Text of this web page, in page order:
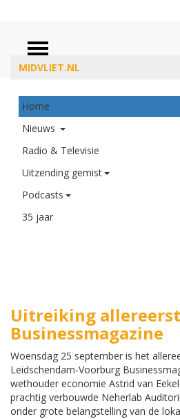
MIDVLIET.NL
Home
Nieuws
Radio & Televisie
Uitzending gemist
Podcasts
35 jaar
ZOEKEN
Uitreiking
Businessmagazine
Woensdag 25 september is het
Leidschendam-Voorburg
wethouder economie Astrid van
prachtig verbouwde Neherlab
onder grote belangstelling van de